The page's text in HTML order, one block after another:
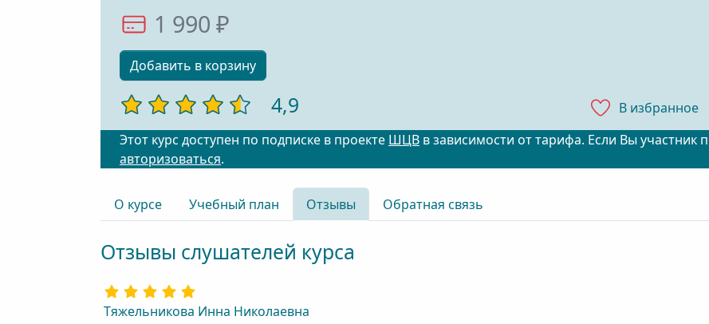
1 990 ₽
Добавить в корзину
4,9
В избранноe
Этот курс доступен по подписке в проекте ШЦВ в зависимости от тарифа. Если Вы участник
авторизоваться.
О курсе Учебный план Отзывы Обратная связь
Отзывы слушателей курса
Тяжельникова Инна Николаевна